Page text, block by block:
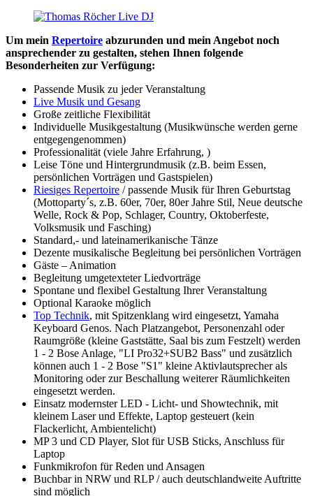
Um mein Repertoire abzurunden und mein Angebot noch
ansprechender zu gestalten, stehen Ihnen folgende
Besonderheiten zur Verfügung:
Passende Musik zu jeder Veranstaltung
Live Musik und Gesang
Große zeitliche Flexibilität
Individuelle Musikgestaltung (Musikwünsche werden gerne
entgegengenommen)
Professionalität (viele Jahre Erfahrung, )
Leise Töne und Hintergrundmusik (z.B. beim Essen,
persönlichen Vorträgen und Gastspielen)
Riesiges Repertoire / passende Musik für Ihren Geburtstag
(Mottoparty´s, z.B. 60er, 70er, 80er Jahre Stil, Neue deutsche
Welle, Rock & Pop, Schlager, Country, Oktoberfeste,
Volksmusik und Fasching)
Standard,- und lateinamerikanische Tänze
Dezente musikalische Begleitung bei persönlichen Vorträgen
Gäste – Animation
Begleitung umgetexteter Liedvorträge
Spontane und flexibel Gestaltung Ihrer Veranstaltung
Optional Karaoke möglich
Top Technik, mit Spitzenklang wird eingesetzt, Yamaha
Keyboard Genos. Nach Platzangebot, Personenzahl oder
Raumgröße (kleine Gaststätte, Saal bis zum Festzelt) werden
1 - 2 Bose Anlage, "LI Pro32+SUB2 Bass" und zusätzlich
können auch 1 - 2 Bose "S1" kleine Aktivlautsprecher als
Monitoring oder zur Beschallung weiterer Räumlichkeiten
eingesetzt werden.
Einsatz modernster LED - Licht- und Showtechnik, mit
kleinem Laser und Effekte, Laptop gesteuert (kein
Flackerlicht, Ambientelicht)
MP 3 und CD Player, Slot für USB Sticks, Anschluss für
Laptop
Funkmikrofon für Reden und Ansagen
Buchbar in NRW und RLP / auch deutschlandweite Auftritte
sind möglich